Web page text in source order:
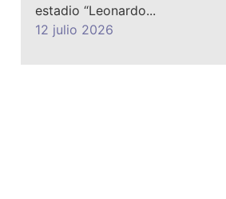
estadio “Leonardo...
12 julio 2026